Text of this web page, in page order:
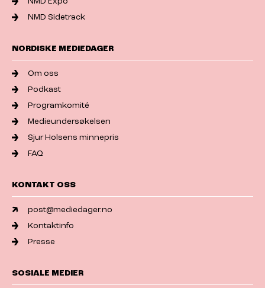
NMD Sidetrack
NORDISKE MEDIEDAGER
Om oss
Podkast
Programkomité
Medieundersøkelsen
Sjur Holsens minnepris
FAQ
KONTAKT OSS
post@mediedager.no
Kontaktinfo
Presse
SOSIALE MEDIER